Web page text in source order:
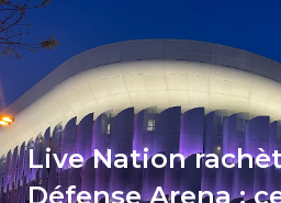
Live Nation